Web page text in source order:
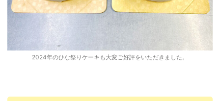
2024年のひな祭りケーキも大変ご好評をいただきました。